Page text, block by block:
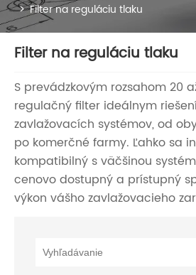
Filter na reguláciu tlaku
Filter na reguláciu tlaku
S prevádzkovým rozsahom 20
regulačný filter ideálnym
zavlažovacích systémov, od
po komerčné farmy. Ľahko sa
kompatibilný s väčšinou
cenovo dostupný a prístupný
výkon vášho zavlažovacieho